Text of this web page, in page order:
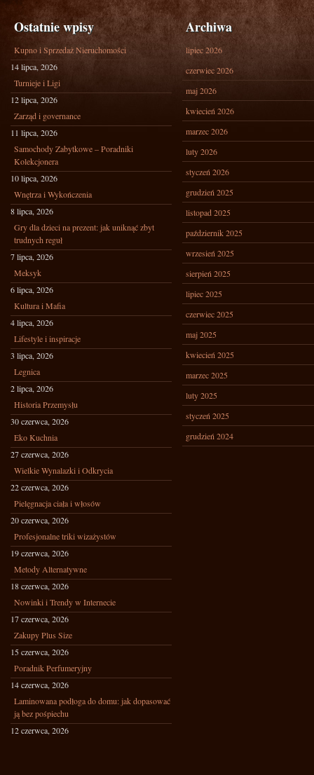
Ostatnie wpisy
Kupno i Sprzedaż Nieruchomości
14 lipca, 2026
Turnieje i Ligi
12 lipca, 2026
Zarząd i governance
11 lipca, 2026
Samochody Zabytkowe – Poradniki
Kolekcjonera
10 lipca, 2026
Wnętrza i Wykończenia
8 lipca, 2026
Gry dla dzieci na prezent: jak uniknąć zbyt
trudnych reguł
7 lipca, 2026
Meksyk
6 lipca, 2026
Kultura i Mafia
4 lipca, 2026
Lifestyle i inspiracje
3 lipca, 2026
Legnica
2 lipca, 2026
Historia Przemysłu
30 czerwca, 2026
Eko Kuchnia
27 czerwca, 2026
Wielkie Wynalazki i Odkrycia
22 czerwca, 2026
Pielęgnacja ciała i włosów
20 czerwca, 2026
Profesjonalne triki wizażystów
19 czerwca, 2026
Metody Alternatywne
18 czerwca, 2026
Nowinki i Trendy w Internecie
17 czerwca, 2026
Zakupy Plus Size
15 czerwca, 2026
Poradnik Perfumeryjny
14 czerwca, 2026
Laminowana podłoga do domu: jak dopasować
ją bez pośpiechu
12 czerwca, 2026
Archiwa
lipiec 2026
czerwiec 2026
maj 2026
kwiecień 2026
marzec 2026
luty 2026
styczeń 2026
grudzień 2025
listopad 2025
październik 2025
wrzesień 2025
sierpień 2025
lipiec 2025
czerwiec 2025
maj 2025
kwiecień 2025
marzec 2025
luty 2025
styczeń 2025
grudzień 2024